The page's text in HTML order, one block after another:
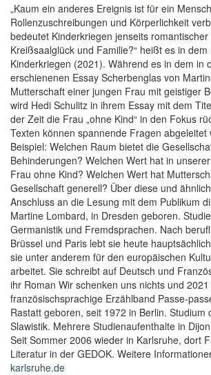
„Kaum ein anderes Ereignis ist für ein
Rollenzuschreibungen und Körperlichkeit
bedeutet Kinderkriegen jenseits
Kreißsaalglück und Familie?“ heißt es in dem
Kinderkriegen (2021). Während es in dem in
erschienenen Essay Scherbenglas von
Mutterschaft einer jungen Frau mit geistiger
wird Hedi Schulitz in ihrem Essay mit dem
der Zeit die Frau „ohne Kind“ in den Fokus
Texten können spannende Fragen abgeleitet
Beispiel: Welchen Raum bietet die
Behinderungen? Welchen Wert hat in
Frau ohne Kind? Welchen Wert hat
Gesellschaft generell? Über diese und
Anschluss an die Lesung mit dem Publikum
Martine Lombard, in Dresden geboren.
Germanistik und Fremdsprachen. Nach
Brüssel und Paris lebt sie heute
sie unter anderem für den europäischen
arbeitet. Sie schreibt auf Deutsch und
ihr Roman Wir schenken uns nichts und
französischsprachige Erzählband Passe-
Rastatt geboren, seit 1972 in Berlin. Studium
Slawistik. Mehrere Studienaufenthalte in
Seit Sommer 2006 wieder in Karlsruhe, dort
Literatur in der GEDOK. Weitere
karlsruhe.de